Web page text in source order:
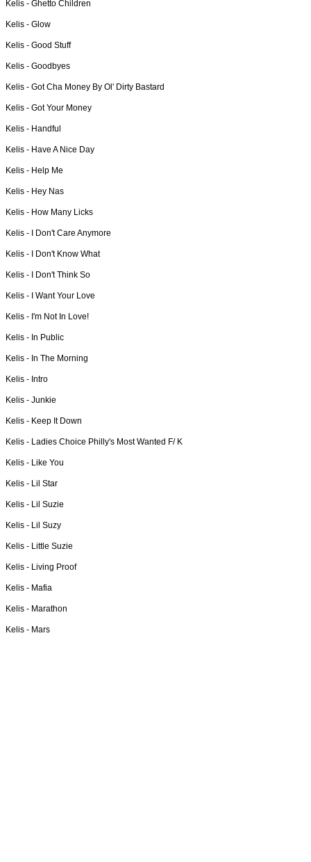
Kelis - Ghetto Children
Kelis - Glow
Kelis - Good Stuff
Kelis - Goodbyes
Kelis - Got Cha Money By Ol' Dirty Bastard
Kelis - Got Your Money
Kelis - Handful
Kelis - Have A Nice Day
Kelis - Help Me
Kelis - Hey Nas
Kelis - How Many Licks
Kelis - I Don't Care Anymore
Kelis - I Don't Know What
Kelis - I Don't Think So
Kelis - I Want Your Love
Kelis - I'm Not In Love!
Kelis - In Public
Kelis - In The Morning
Kelis - Intro
Kelis - Junkie
Kelis - Keep It Down
Kelis - Ladies Choice Philly's Most Wanted F/ K
Kelis - Like You
Kelis - Lil Star
Kelis - Lil Suzie
Kelis - Lil Suzy
Kelis - Little Suzie
Kelis - Living Proof
Kelis - Mafia
Kelis - Marathon
Kelis - Mars